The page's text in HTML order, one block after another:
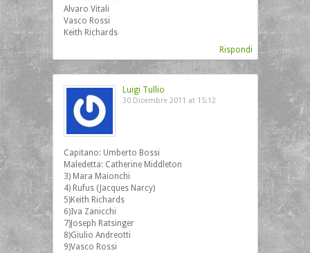
Alvaro Vitali
Vasco Rossi
Keith Richards
Rispondi
Luigi Tullio
30 Dicembre 2011 at 15:12
Capitano: Umberto Bossi
Maledetta: Catherine Middleton
3) Mara Maionchi
4) Rufus (Jacques Narcy)
5)Keith Richards
6)Iva Zanicchi
7)Joseph Ratsinger
8)Giulio Andreotti
9)Vasco Rossi